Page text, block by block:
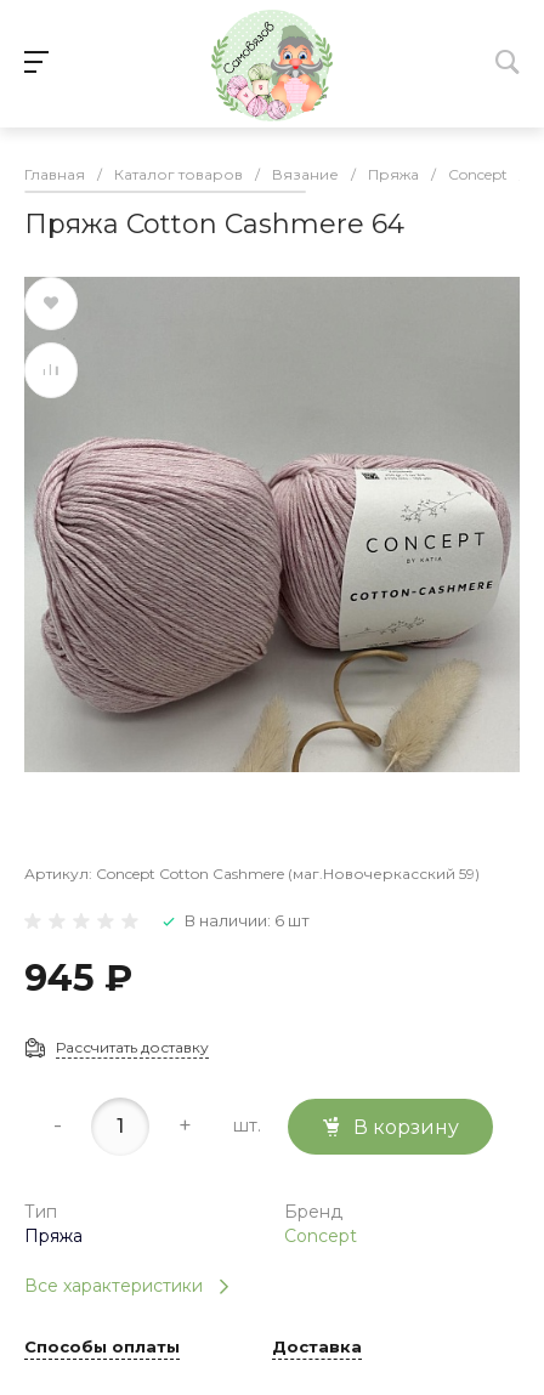
Главная / Каталог товаров / Вязание / Пряжа / Concept
Пряжа Cotton Cashmere 64
Артикул: Concept Cotton Cashmere (маг.Новочеркасский 59)
В наличии: 6 шт
945 ₽
Рассчитать доставку
- + шт. В корзину
Тип
Пряжа
Бренд
Concept
Все характеристики
Способы оплаты Доставка